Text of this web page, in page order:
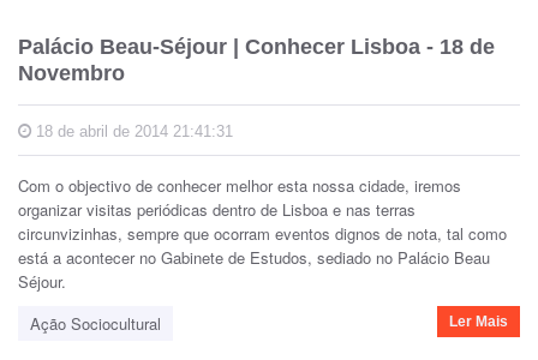
Palácio Beau-Séjour | Conhecer Lisboa - 18 de
Novembro
18 de abril de 2014 21:41:31
Com o objectivo de conhecer melhor esta nossa cidade, iremos
organizar visitas periódicas dentro de Lisboa e nas terras
circunvizinhas, sempre que ocorram eventos dignos de nota, tal como
está a acontecer no Gabinete de Estudos, sediado no Palácio Beau
Séjour.
Ação Sociocultural
Ler Mais